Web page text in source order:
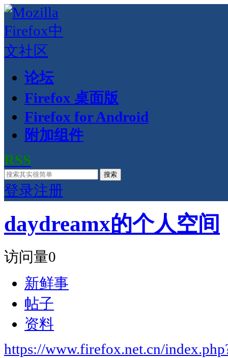
论坛
Firefox 桌面版
Firefox for Android
附加组件
RSS
搜索
登录注册
daydreamx的个人空间
访问量0
新鲜事
帖子
资料
https://www.firefox.net.cn/